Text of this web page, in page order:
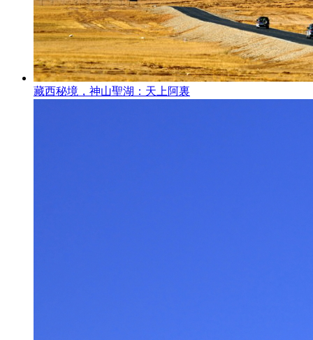
藏西秘境，神山聖湖：天上阿裏